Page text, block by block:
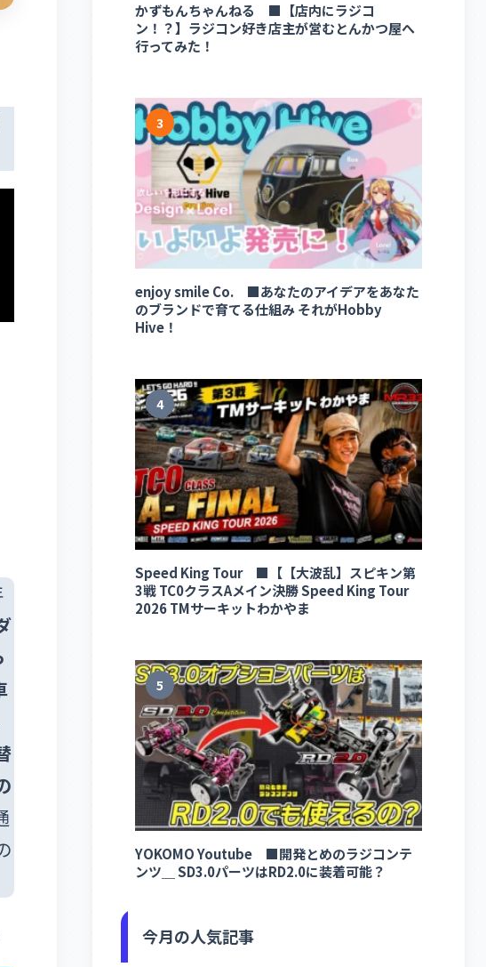
かずもんちゃんねる ■【店内にラジコ
ン！？】ラジコン好き店主が営むとんかつ屋へ
行ってみた！
3
enjoy smile Co. ■あなたのアイデアをあなた
のブランドで育てる仕組み それがHobby
Hive！
4
Speed King Tour ■【【大波乱】スピキン第
3戦 TC0クラスAメイン決勝 Speed King Tour
2026 TMサーキットわかやま
5
YOKOMO Youtube ■開発とめのラジコンテ
ンツ＿ SD3.0パーツはRD2.0に装着可能？
今月の人気記事